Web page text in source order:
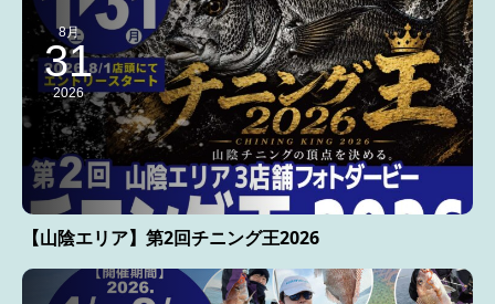
8月
31
2026
【山陰エリア】第2回チニング王2026